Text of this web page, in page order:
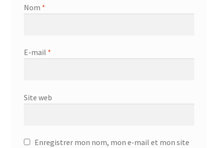
Nom *
E-mail *
Site web
Enregistrer mon nom, mon e-mail et mon site